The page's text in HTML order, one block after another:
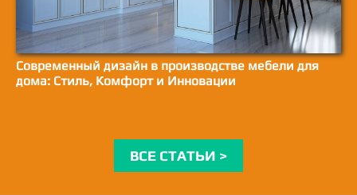
Современный дизайн в производстве мебели для
дома: Стиль, Комфорт и Инновации
ВСЕ СТАТЬИ >